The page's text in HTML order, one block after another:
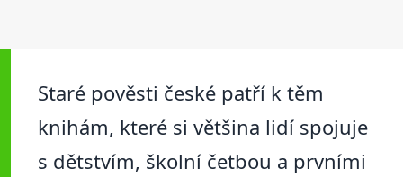
Staré pověsti české patří k těm
knihám, které si většina lidí spojuje
s dětstvím, školní četbou a prvními